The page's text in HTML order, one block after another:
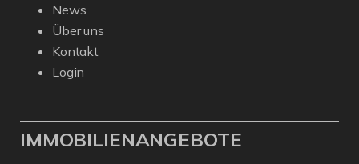
News
Über uns
Kontakt
Login
IMMOBILIENANGEBOTE